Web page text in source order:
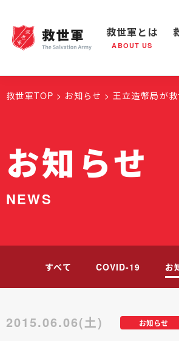
救世軍とは
ABOUT US
救世軍とは 世界が抱えている
救世
救世軍TOP お知らせ 王立造幣局が
お知らせ
NEWS
すべて COVID-19 お
お知らせ
2015.06.06(土)